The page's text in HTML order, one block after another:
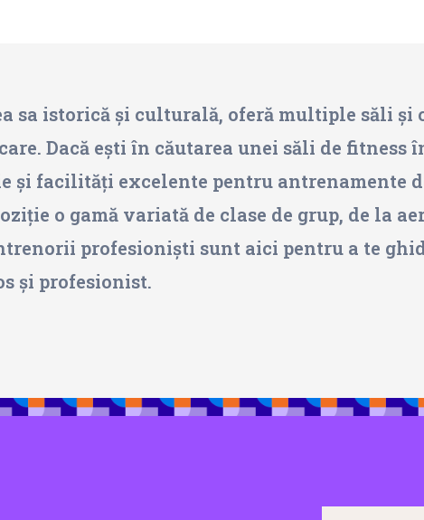
sa istorică și culturală, oferă multiple săli și
Dacă ești în căutarea unei săli de fitness
și facilități excelente pentru antrenamente
o gamă variată de clase de grup, de la
profesioniști sunt aici pentru a te
și profesionist.